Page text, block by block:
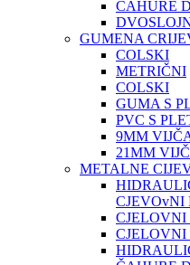
ČAHURE
GUMENA
COLSKI
METRIČNI
COLSKI
GUMA S
PVC S
9MM
21MM
METALNE
CJEVOvNI
CJELOVNI
CJELOVNI